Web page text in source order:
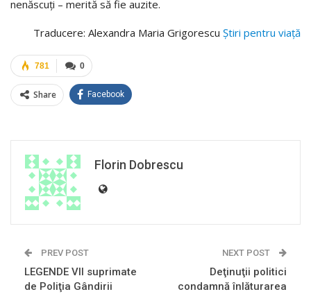
nenăscuți – merită să fie auzite.
Traducere: Alexandra Maria Grigorescu Ştiri pentru viaţă
0
781
Share Facebook
Florin Dobrescu
PREV POST
LEGENDE VII suprimate
de Poliţia Gândirii
NEXT POST
Deţinuţii politici
condamnă înlăturarea